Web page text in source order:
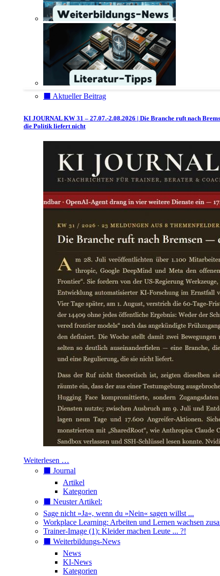
⬛️ Aktueller Beitrag
KI JOURNAL KW 31 – 27.07.-2.08.2026 | Die Branche ruft nach
die Politik liefert nicht
Weiterlesen …
⬛️ Journal
Artikel
Kategorien
⬛️ Neuster Artikel:
Sage nicht »Ja«, wenn du »Nein« sagen willst ...
Workplace Learning: Arbeiten und Lernen wachsen
Trainer-Image (1): Kleider machen Leute ... ?!
⬛️ Weiterbildungs-News
News
KI-News
Kategorien